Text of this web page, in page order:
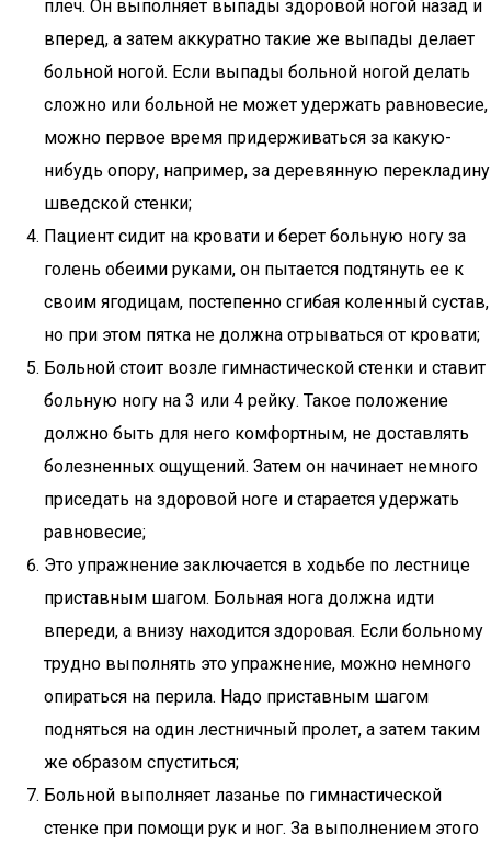
плеч. Он выполняет выпады здоровой ногой назад и
вперед, а затем аккуратно такие же выпады делает
больной ногой. Если выпады больной ногой делать
сложно или больной не может удержать равновесие,
можно первое время придерживаться за какую-
нибудь опору, например, за деревянную перекладину
шведской стенки;
Пациент сидит на кровати и берет больную ногу за
голень обеими руками, он пытается подтянуть ее к
своим ягодицам, постепенно сгибая коленный сустав,
но при этом пятка не должна отрываться от кровати;
Больной стоит возле гимнастической стенки и ставит
больную ногу на 3 или 4 рейку. Такое положение
должно быть для него комфортным, не доставлять
болезненных ощущений. Затем он начинает немного
приседать на здоровой ноге и старается удержать
равновесие;
Это упражнение заключается в ходьбе по лестнице
приставным шагом. Больная нога должна идти
впереди, а внизу находится здоровая. Если больному
трудно выполнять это упражнение, можно немного
опираться на перила. Надо приставным шагом
подняться на один лестничный пролет, а затем таким
же образом спуститься;
Больной выполняет лазанье по гимнастической
стенке при помощи рук и ног. За выполнением этого